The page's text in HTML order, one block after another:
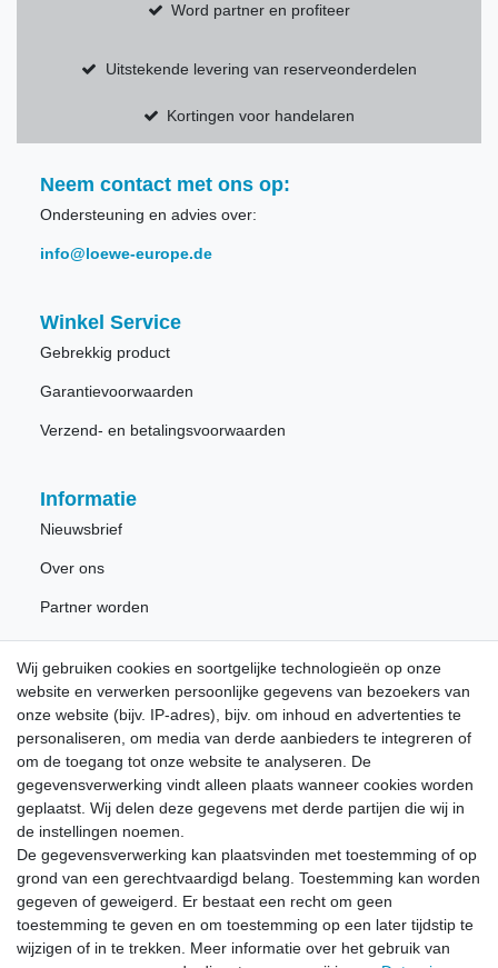
Word partner en profiteer
Uitstekende levering van reserveonderdelen
Kortingen voor handelaren
Neem contact met ons op:
Ondersteuning en advies over:
info@loewe-europe.de
Winkel Service
Gebrekkig product
Garantievoorwaarden
Verzend- en betalingsvoorwaarden
Informatie
Nieuwsbrief
Over ons
Partner worden
Nieuwsbrief
Schrijf u in voor de gratis LÖWE nieuwsbrief en mis nooit
meer nieuws of promoties.
Ceres::Template.newsletterHoneypotLabel
Hiermede bevestig ik dat ik deData­privacy­verklaringheb gelezen. Mijn
toestemming kan ik te allen tijde herroepen.**
Abonneren
Wij gebruiken cookies en soortgelijke technologieën op onze
website en verwerken persoonlijke gegevens van bezoekers van
onze website (bijv. IP-adres), bijv. om inhoud en advertenties te
personaliseren, om media van derde aanbieders te integreren of
om de toegang tot onze website te analyseren. De
gegevensverwerking vindt alleen plaats wanneer cookies worden
geplaatst. Wij delen deze gegevens met derde partijen die wij in
de instellingen noemen.
De gegevensverwerking kan plaatsvinden met toestemming of op
grond van een gerechtvaardigd belang. Toestemming kan worden
gegeven of geweigerd. Er bestaat een recht om geen
toestemming te geven en om toestemming op een later tijdstip te
wijzigen of in te trekken. Meer informatie over het gebruik van